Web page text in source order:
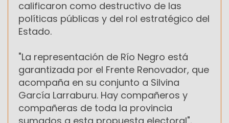
calificaron como destructivo de las
políticas públicas y del rol estratégico del
Estado.
"La representación de Río Negro está
garantizada por el Frente Renovador, que
acompaña en su conjunto a Silvina
García Larraburu. Hay compañeros y
compañeras de toda la provincia